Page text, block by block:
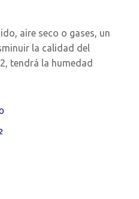
aire seco o gases, un
la calidad del
tendrá la humedad